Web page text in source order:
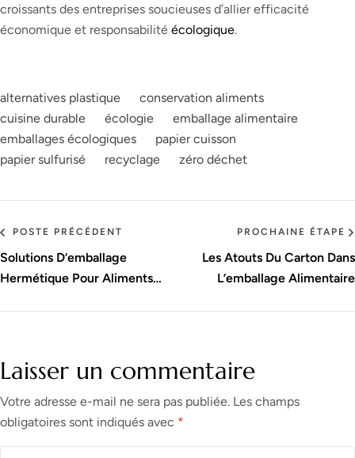
croissants des entreprises soucieuses d’allier efficacité
économique et responsabilité écologique.
alternatives plastique
conservation aliments
cuisine durable
écologie
emballage alimentaire
emballages écologiques
papier cuisson
papier sulfurisé
recyclage zéro déchet
POSTE PRÉCÉDENT
Solutions D’emballage
Hermétique Pour Aliments
PROCHAINE ÉTAPE
Les Atouts Du Carton Dans
L’emballage Alimentaire
Laisser un commentaire
Votre adresse e-mail ne sera pas publiée. Les champs
obligatoires sont indiqués avec *